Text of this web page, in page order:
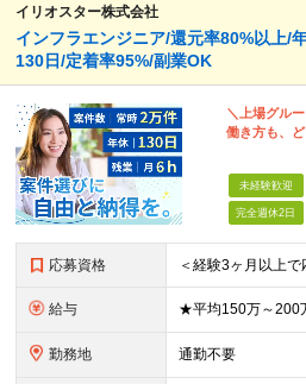
イリオスター株式会社
インフラエンジニア/還元率80%以上/
130日/定着率95%/副業OK
＼上場グル
働き方も、
未経験歓迎
完全週休2日
応募資格
給与
勤務地 通勤不要